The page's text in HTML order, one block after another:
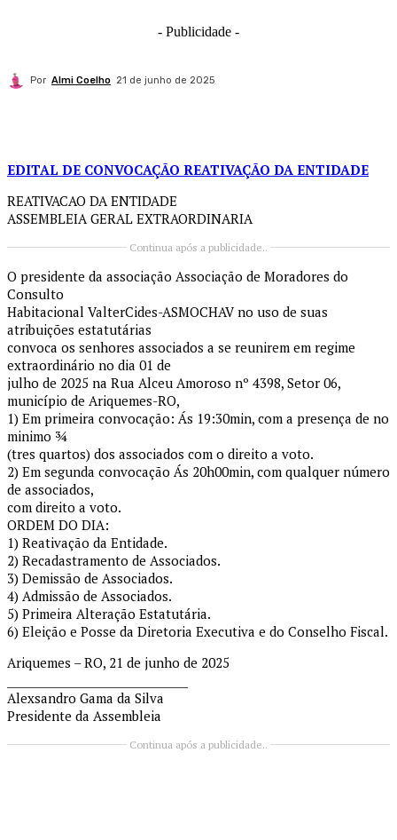
- Publicidade -
Por Almi Coelho 21 de junho de 2025
EDITAL DE CONVOCAÇÃO REATIVAÇÃO DA ENTIDADE
REATIVACAO DA ENTIDADE
ASSEMBLEIA GERAL EXTRAORDINARIA
Continua após a publicidade..
O presidente da associação Associação de Moradores do
Consulto
Habitacional ValterCides-ASMOCHAV no uso de suas
atribuições estatutárias
convoca os senhores associados a se reunirem em regime
extraordinário no dia 01 de
julho de 2025 na Rua Alceu Amoroso nº 4398, Setor 06,
município de Ariquemes-RO,
1) Em primeira convocação: Ás 19:30min, com a presença de no
minimo ¾
(tres quartos) dos associados com o direito a voto.
2) Em segunda convocação Ás 20h00min, com qualquer número
de associados,
com direito a voto.
ORDEM DO DIA:
1) Reativação da Entidade.
2) Recadastramento de Associados.
3) Demissão de Associados.
4) Admissão de Associados.
5) Primeira Alteração Estatutária.
6) Eleição e Posse da Diretoria Executiva e do Conselho Fiscal.
Ariquemes – RO, 21 de junho de 2025
Alexsandro Gama da Silva
Presidente da Assembleia
Continua após a publicidade..